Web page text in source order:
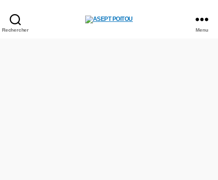
Rechercher Menu